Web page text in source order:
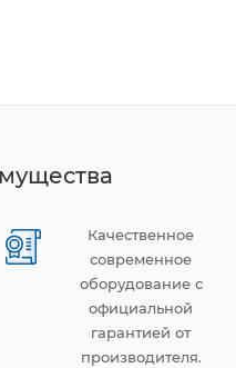
Качественное
современное
оборудование с
официальной
гарантией от
производителя.